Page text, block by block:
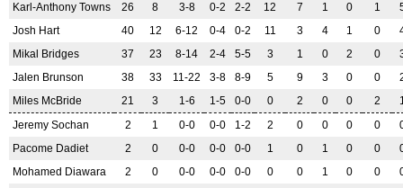
Karl-Anthony Towns
26 8 3-8 0-2 2-2 12 7 1 0 1
Josh Hart
40 12 6-12 0-4 0-2 11 3 4 1 0
Mikal Bridges
37 23 8-14 2-4 5-5 3 1 0 2 0
Jalen Brunson
38 33 11-22 3-8 8-9 5 9 3 0 0
Miles McBride
21 3 1-6 1-5 0-0 0 2 0 0 2
Jeremy Sochan
2 1 0-0 0-0 1-2 2 0 0 0 0
Pacome Dadiet
2 0 0-0 0-0 0-0 1 0 1 0 0
Mohamed Diawara
2 0 0-0 0-0 0-0 0 0 1 0 0